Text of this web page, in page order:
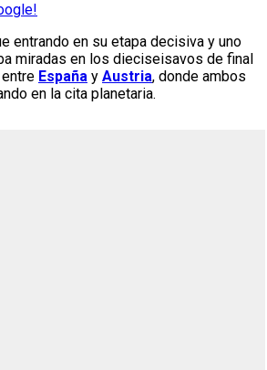
entrando en su etapa decisiva y uno
miradas en los dieciseisavos de final
España y Austria, donde ambos
en la cita planetaria.